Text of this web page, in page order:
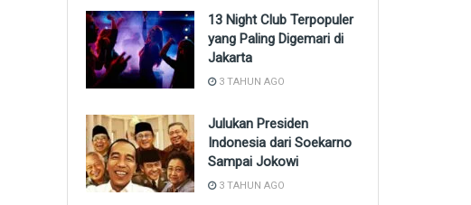
13 Night Club Terpopuler
yang Paling Digemari di
Jakarta
3 TAHUN AGO
Julukan Presiden
Indonesia dari Soekarno
Sampai Jokowi
3 TAHUN AGO